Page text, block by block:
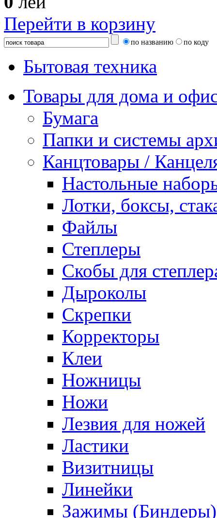
Перейти в корзину
по названию по коду
Бытовая техника
Товары для дома и
Бумага
Папки и системы
Канцтовары /
Настольные
Лотки, боксы,
Файлы
Степлеры
Скобы для
Дыроколы
Скрепки
Корректоры
Клеи
Ножницы
Ножи
Лезвия для ножей
Ластики
Визитницы
Линейки
Зажимы (Биндеры)